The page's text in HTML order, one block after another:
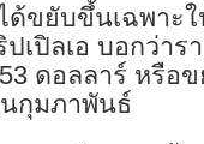
ขยับขึ้นเฉพาะ
เปิลเอ บอกว่า
ดอลลาร์ หรื
นกุมภาพันธ์